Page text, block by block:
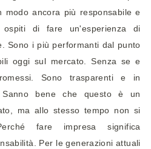
ancora più responsabile e
di fare un'esperienza di
Sono i più performanti dal punto
oggi sul mercato. Senza se e
Sono trasparenti e in
Sanno bene che questo è un
ma allo stesso tempo non si
fare impresa significa
Per le generazioni attuali